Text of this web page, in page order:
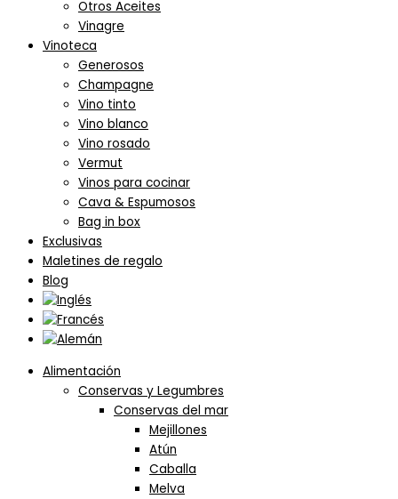
Otros Aceites
Vinagre
Vinoteca
Generosos
Champagne
Vino tinto
Vino blanco
Vino rosado
Vermut
Vinos para cocinar
Cava & Espumosos
Bag in box
Exclusivas
Maletines de regalo
Blog
Alimentación
Conservas y Legumbres
Conservas del mar
Mejillones
Atún
Caballa
Melva